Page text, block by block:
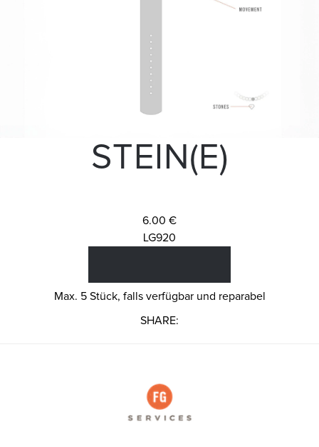
STEIN(E)
6.00 €
LG920
Max. 5 Stück, falls verfügbar und reparabel
SHARE: